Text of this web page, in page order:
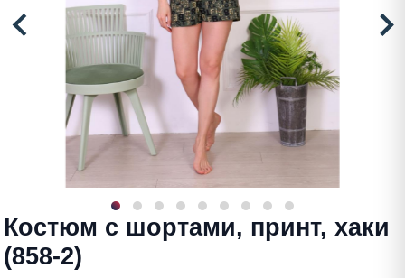
Костюм с шортами, принт, хаки
(858-2)